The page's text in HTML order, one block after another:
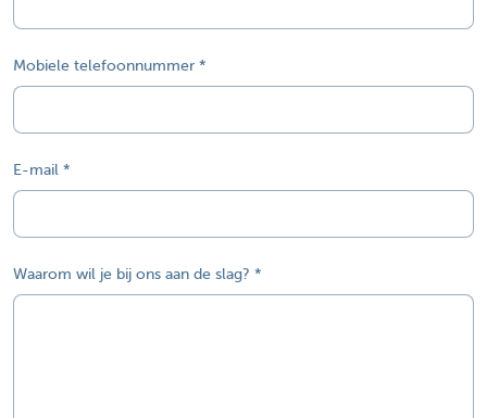
Mobiele telefoonnummer
E-mail
Waarom wil je bij ons aan de slag?